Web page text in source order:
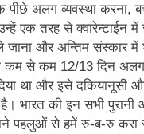
अलग व्यवस्था करना,
एक तरह से
जाना और अन्तिम संस्कार
कम से कम 12/13 दिन अलग
था और इसे दकियानूसी
भारत की इन सभी
पहलुओं से हमें रु-ब-रु करा